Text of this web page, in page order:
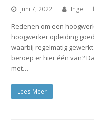
juni 7, 2022 Inge
Redenen om een
hoogwerker opleiding
waarbij regelmatig
beroep er hier één van?
met…
Lees Meer